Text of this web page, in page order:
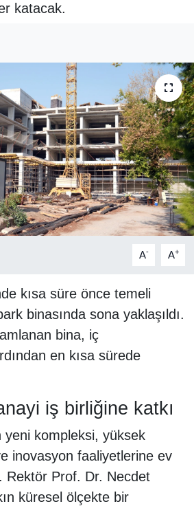
katacak.
A- A+
kısa süre önce temeli
binasında sona yaklaşıldı.
bina, iç
en kısa sürede
iş birliğine katkı
yeni kompleksi, yüksek
inovasyon faaliyetlerine ev
Rektör Prof. Dr. Necdet
küresel ölçekte bir